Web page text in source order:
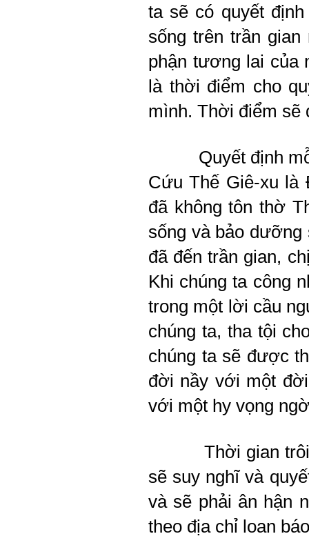
ta sẽ có quyết
sống trên trần
phận tương lai của
là thời điểm cho
mình. Thời điểm sẽ
Quyết định
Cứu Thế Giê-xu
đã không tôn thờ
sống và bảo dưỡng
đã đến trần gian,
Khi chúng ta công
trong một lời cầu
chúng ta, tha tội
chúng ta sẽ được
đời nầy với một
với một hy vọng
Thời gian
sẽ suy nghĩ và
và sẽ phải ân hận
theo địa chỉ loan